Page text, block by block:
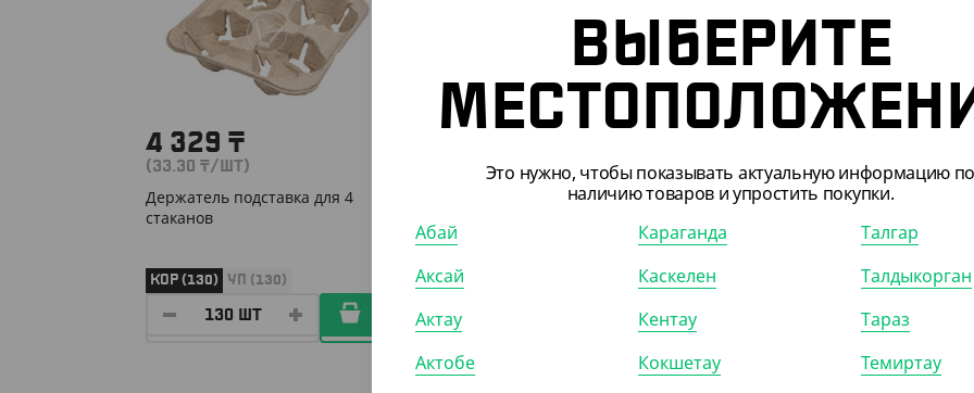
4 329 ₸
(33.30 ₸/ШТ)
Держатель подставка для 4
стаканов
КОР (130) УП (130)
/ШТ)
Подставка для стакана
УП (250)
(20.90₸ /ШТ)
Держатель подставка для 2
ВЫБЕРИТЕ
Это нужно, чтобы показывать актуальную информацию
наличию товаров и упростить покупки.
Абай
Аксай
Актау
Актобе
Караганда
Каскелен
Кентау
Кокшетау
Талгар
Талдыкорган
Тараз
Темиртау